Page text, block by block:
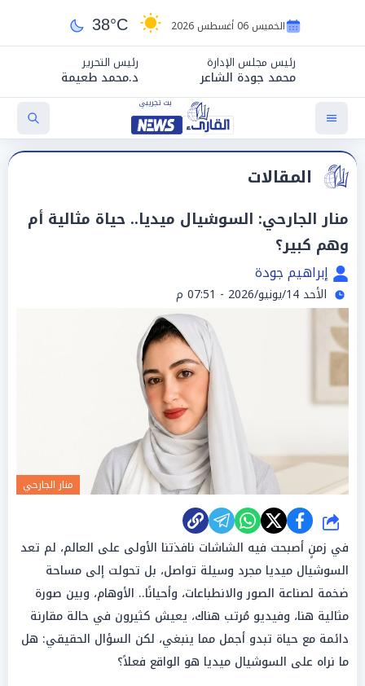
الخميس 06 أغسطس 2026 38°C
رئيس مجلس الإدارة
محمد جودة الشاعر
رئيس التحرير
د.محمد طعيمة
المقالات
منار الجارحي: السوشيال ميديا.. حياة مثالية أم
وهم كبير؟
إبراهيم جودة
الأحد 14/يونيو/2026 - 07:51 م
منار الجارحي
شارك
في زمنٍ أصبحت فيه الشاشات نافذتنا الأولى على العالم، لم تعد
السوشيال ميديا مجرد وسيلة تواصل، بل تحولت إلى مساحة
ضخمة لصناعة الصور والانطباعات، وأحيانًا.. الأوهام، وبين صورة
مثالية هنا، وفيديو مُرتب هناك، يعيش كثيرون في حالة مقارنة
دائمة مع حياة تبدو أجمل مما ينبغي، لكن السؤال الحقيقي: هل
ما نراه على السوشيال ميديا هو الواقع فعلاً؟